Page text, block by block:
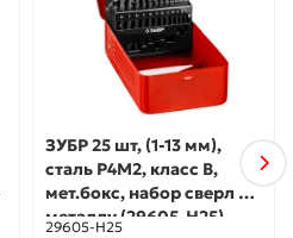
ЗУБР 25 шт, (1-13 мм),
сталь Р4М2, класс В,
мет.бокс, набор сверл по
металлу (29605-H25)
29605-H25